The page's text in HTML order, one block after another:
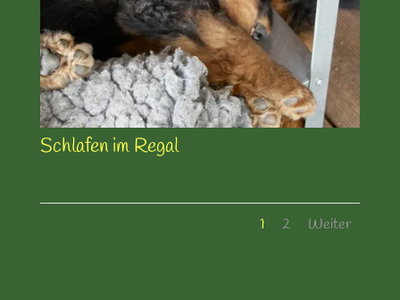
Schlafen im Regal
1 2 Weiter